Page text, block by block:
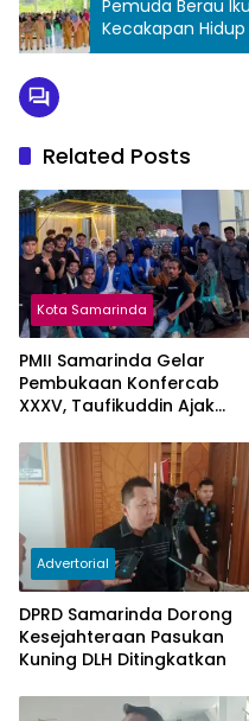
Pemuda Berau
Kecakapan
Related Posts
Kota Samarinda
PMII Samarinda Gelar
Pembukaan Konfercab
XXXV, Taufikuddin Ajak
Persatuan
Advertorial
DPRD Samarinda Dorong
Kesejahteraan Pasukan
Kuning DLH Ditingkatkan